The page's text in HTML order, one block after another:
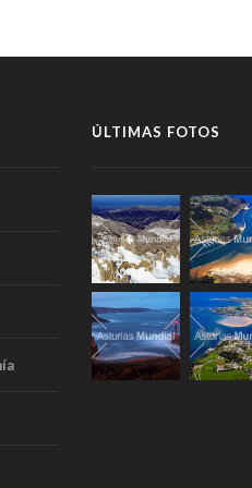
ÚLTIMAS FOTOS